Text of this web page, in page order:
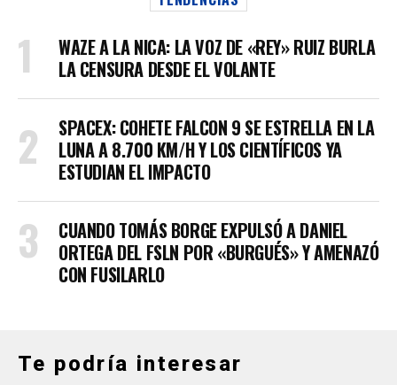
WAZE A LA NICA: LA VOZ DE «REY» RUIZ BURLA
LA CENSURA DESDE EL VOLANTE
SPACEX: COHETE FALCON 9 SE ESTRELLA EN LA
LUNA A 8.700 KM/H Y LOS CIENTÍFICOS YA
ESTUDIAN EL IMPACTO
CUANDO TOMÁS BORGE EXPULSÓ A DANIEL
ORTEGA DEL FSLN POR «BURGUÉS» Y AMENAZÓ
CON FUSILARLO
Te podría interesar